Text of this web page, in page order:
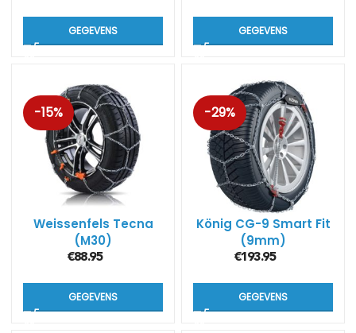
GEGEVENS GEGEVENS
-15%
Weissenfels Tecna
(M30)
€88.95
GEGEVENS
-29%
König CG-9 Smart Fit
(9mm)
€193.95
GEGEVENS